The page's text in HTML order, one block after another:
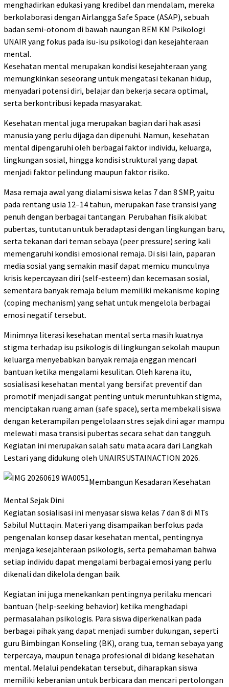
menghadirkan edukasi yang kredibel dan mendalam, mereka
berkolaborasi dengan Airlangga Safe Space (ASAP), sebuah
badan semi-otonom di bawah naungan BEM KM Psikologi
UNAIR yang fokus pada isu-isu psikologi dan kesejahteraan
mental.
Kesehatan mental merupakan kondisi kesejahteraan yang
memungkinkan seseorang untuk mengatasi tekanan hidup,
menyadari potensi diri, belajar dan bekerja secara optimal,
serta berkontribusi kepada masyarakat.
Kesehatan mental juga merupakan bagian dari hak asasi
manusia yang perlu dijaga dan dipenuhi. Namun, kesehatan
mental dipengaruhi oleh berbagai faktor individu, keluarga,
lingkungan sosial, hingga kondisi struktural yang dapat
menjadi faktor pelindung maupun faktor risiko.
Masa remaja awal yang dialami siswa kelas 7 dan 8 SMP, yaitu
pada rentang usia 12–14 tahun, merupakan fase transisi yang
penuh dengan berbagai tantangan. Perubahan fisik akibat
pubertas, tuntutan untuk beradaptasi dengan lingkungan baru,
serta tekanan dari teman sebaya (peer pressure) sering kali
memengaruhi kondisi emosional remaja. Di sisi lain, paparan
media sosial yang semakin masif dapat memicu munculnya
krisis kepercayaan diri (self-esteem) dan kecemasan sosial,
sementara banyak remaja belum memiliki mekanisme koping
(coping mechanism) yang sehat untuk mengelola berbagai
emosi negatif tersebut.
Minimnya literasi kesehatan mental serta masih kuatnya
stigma terhadap isu psikologis di lingkungan sekolah maupun
keluarga menyebabkan banyak remaja enggan mencari
bantuan ketika mengalami kesulitan. Oleh karena itu,
sosialisasi kesehatan mental yang bersifat preventif dan
promotif menjadi sangat penting untuk meruntuhkan stigma,
menciptakan ruang aman (safe space), serta membekali siswa
dengan keterampilan pengelolaan stres sejak dini agar mampu
melewati masa transisi pubertas secara sehat dan tangguh.
Kegiatan ini merupakan salah satu mata acara dari Langkah
Lestari yang didukung oleh UNAIRSUSTAINACTION 2026.
Membangun Kesadaran Kesehatan
Mental Sejak Dini
Kegiatan sosialisasi ini menyasar siswa kelas 7 dan 8 di MTs
Sabilul Muttaqin. Materi yang disampaikan berfokus pada
pengenalan konsep dasar kesehatan mental, pentingnya
menjaga kesejahteraan psikologis, serta pemahaman bahwa
setiap individu dapat mengalami berbagai emosi yang perlu
dikenali dan dikelola dengan baik.
Kegiatan ini juga menekankan pentingnya perilaku mencari
bantuan (help-seeking behavior) ketika menghadapi
permasalahan psikologis. Para siswa diperkenalkan pada
berbagai pihak yang dapat menjadi sumber dukungan, seperti
guru Bimbingan Konseling (BK), orang tua, teman sebaya yang
terpercaya, maupun tenaga profesional di bidang kesehatan
mental. Melalui pendekatan tersebut, diharapkan siswa
memiliki keberanian untuk berbicara dan mencari pertolongan